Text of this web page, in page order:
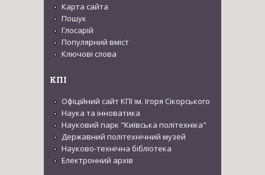
Карта сайта
Пошук
Глосарій
Популярний вміст
Ключові слова
КПІ
Офіційний сайт КПІ ім. Ігоря Сікорського
Наука та інноватика
Науковий парк "Київська політехніка"
Державний політехнічний музей
Науково-технічна бібліотека
Електронний архів